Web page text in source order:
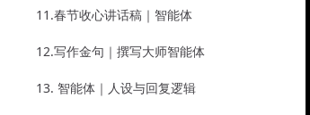
11.春节收心讲话稿｜智能体
12.写作金句｜撰写大师智能体
13. 智能体｜人设与回复逻辑